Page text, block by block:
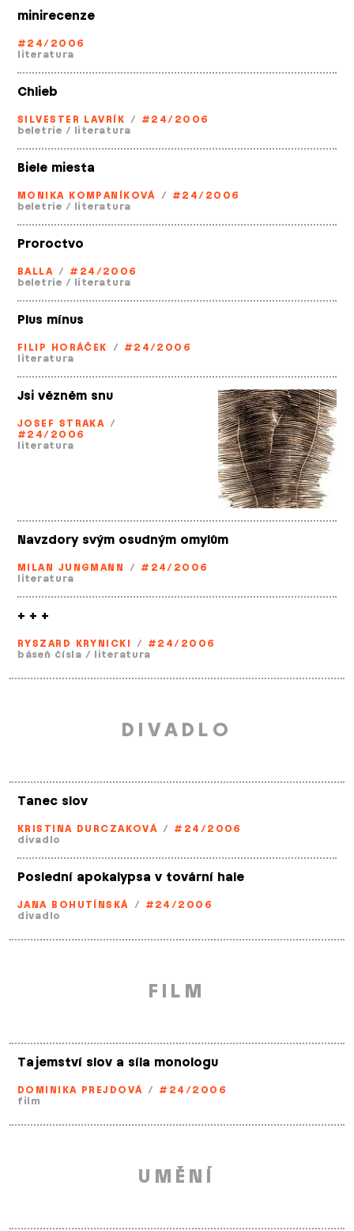
minirecenze
#24/2006
literatura
Chlieb
SILVESTER LAVRÍK / #24/2006
beletrie / literatura
Biele miesta
MONIKA KOMPANÍKOVÁ / #24/2006
beletrie / literatura
Proroctvo
BALLA / #24/2006
beletrie / literatura
Plus mínus
FILIP HORÁČEK / #24/2006
literatura
Jsi vězněm snu
JOSEF STRAKA /
#24/2006
literatura
Navzdory svým osudným omylům
MILAN JUNGMANN / #24/2006
literatura
+ + +
RYSZARD KRYNICKI / #24/2006
báseň čísla / literatura
DIVADLO
Tanec slov
KRISTINA DURCZAKOVÁ / #24/2006
divadlo
Poslední apokalypsa v tovární hale
JANA BOHUTÍNSKÁ / #24/2006
divadlo
FILM
Tajemství slov a síla monologu
DOMINIKA PREJDOVÁ / #24/2006
film
UMĚNÍ